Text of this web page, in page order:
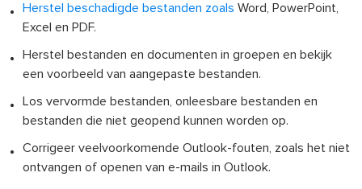
Herstel beschadigde bestanden zoals Word, PowerPoint,
Excel en PDF.
Herstel bestanden en documenten in groepen en bekijk
een voorbeeld van aangepaste bestanden.
Los vervormde bestanden, onleesbare bestanden en
bestanden die niet geopend kunnen worden op.
Corrigeer veelvoorkomende Outlook-fouten, zoals het niet
ontvangen of openen van e-mails in Outlook.